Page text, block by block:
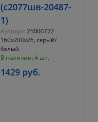
(с2077шв-20487-
1)
Артикул: 25000772
160х200х26, серый/
белый.
В наличии: 4 шт.
1429 руб.